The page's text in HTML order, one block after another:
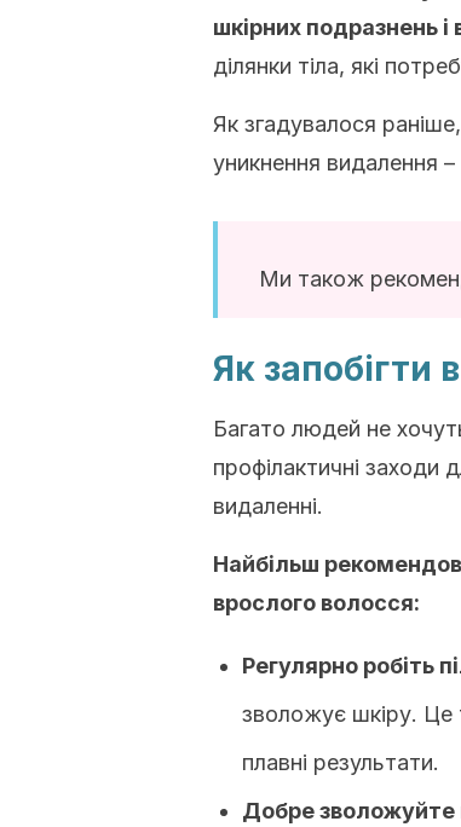
шкірних подразнень і
ділянки тіла, які
Як згадувалося
уникнення видалення
Ми також
Як запобігти
Багато людей не
профілактичні заходи
видаленні.
Найбільш
врослого волосся:
Регулярно робіть
зволожує шкіру. Це
плавні результати.
Добре зволожуйте